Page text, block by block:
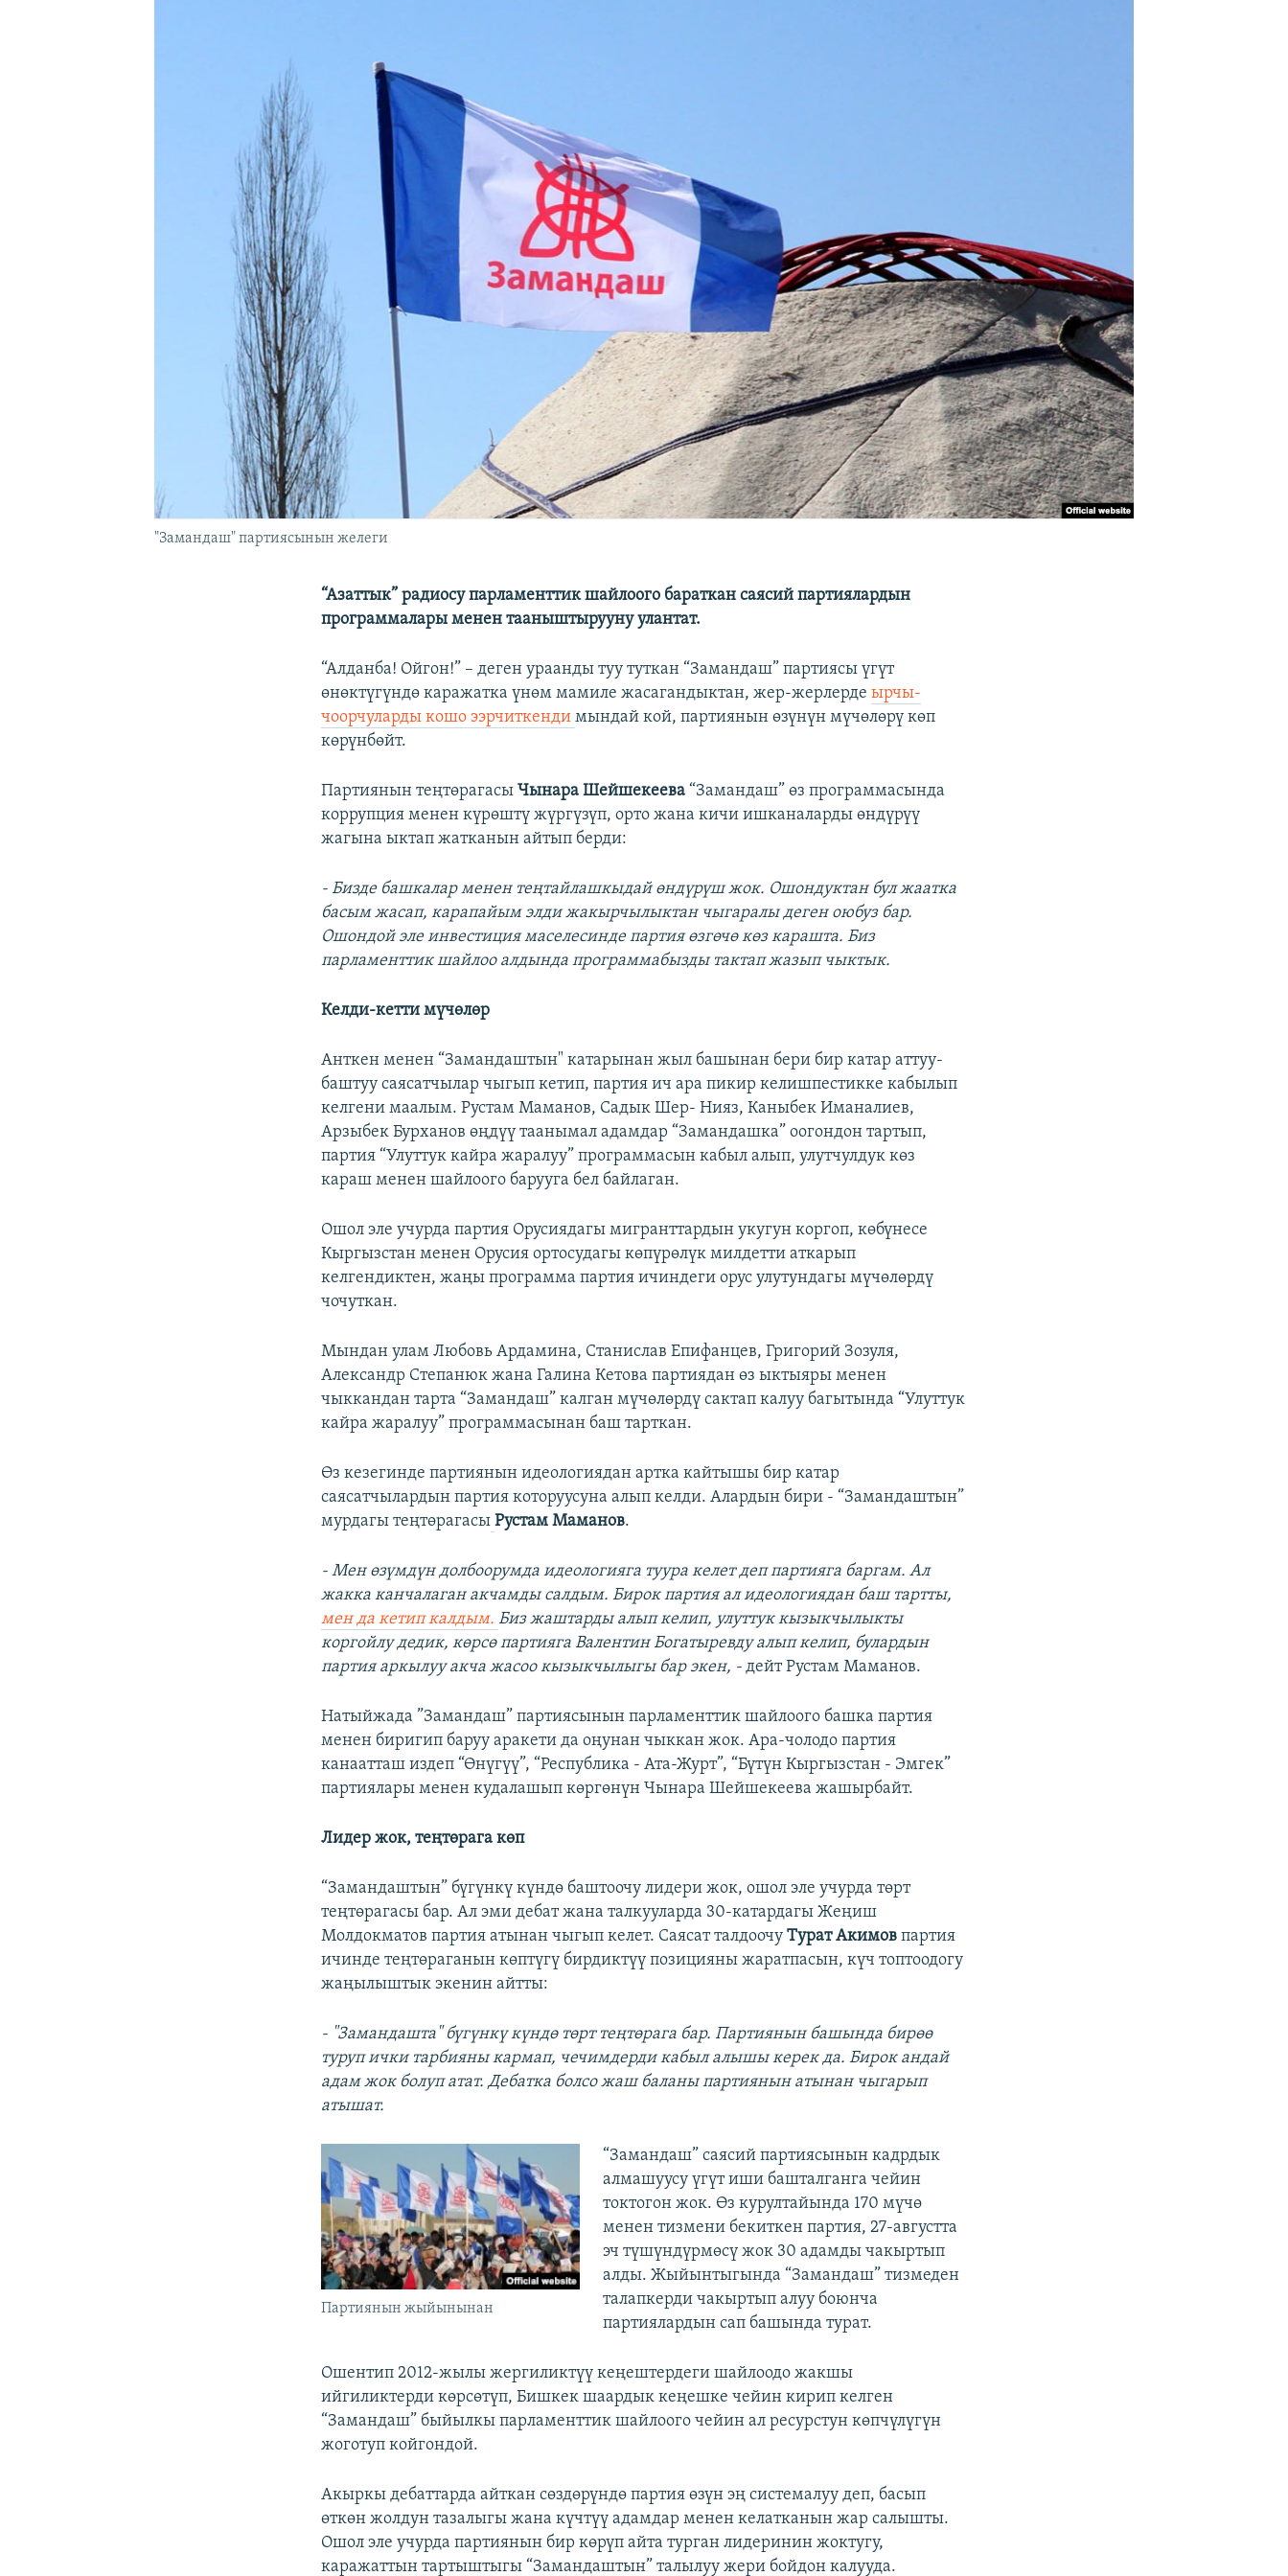
"Замандаш" партиясынын желеги
“Азаттык” радиосу парламенттик шайлоого бараткан саясий партиялардын
программалары менен тааныштырууну улантат.
“Алданба! Ойгон!” – деген ураанды туу туткан “Замандаш” партиясы үгүт
өнөктүгүндө каражатка үнөм мамиле жасагандыктан, жер-жерлердеырчы-
чоорчуларды кошо ээрчиткендимындай кой, партиянын өзүнүн мүчөлөрү көп
көрүнбөйт.
Партиянын теңтөрагасыЧынара Шейшекеева “Замандаш” өз программасында
коррупция менен күрөштү жүргүзүп, орто жана кичи ишканаларды өндүрүү
жагына ыктап жатканын айтып берди:
- Бизде башкалар менен теңтайлашкыдай өндүрүш жок. Ошондуктан бул жаатка
басым жасап, карапайым элди жакырчылыктан чыгаралы деген оюбуз бар.
Ошондой эле инвестиция маселесинде партия өзгөчө көз карашта. Биз
парламенттик шайлоо алдында программабызды тактап жазып чыктык.
Келди-кетти мүчөлөр
Анткен менен “Замандаштын" катарынан жыл башынан бери бир катар аттуу-
баштуу саясатчылар чыгып кетип, партия ич ара пикир келишпестикке кабылып
келгени маалым. Рустам Маманов, Садык Шер- Нияз, Каныбек Иманалиев,
Арзыбек Бурханов өңдүү таанымал адамдар “Замандашка” оогондон тартып,
партия “Улуттук кайра жаралуу” программасын кабыл алып, улутчулдук көз
караш менен шайлоого барууга бел байлаган.
Ошол эле учурда партия Орусиядагы мигранттардын укугун коргоп, көбүнесе
Кыргызстан менен Орусия ортосудагы көпүрөлүк милдетти аткарып
келгендиктен, жаңы программа партия ичиндеги орус улутундагы мүчөлөрдү
чочуткан.
Мындан улам Любовь Ардамина, Станислав Епифанцев, Григорий Зозуля,
Александр Степанюк жана Галина Кетова партиядан өз ыктыяры менен
чыккандан тарта “Замандаш” калган мүчөлөрдү сактап калуу багытында “Улуттук
кайра жаралуу” программасынан баш тарткан.
Өз кезегинде партиянын идеологиядан артка кайтышы бир катар
саясатчылардын партия которуусуна алып келди. Алардын бири - “Замандаштын”
мурдагы теңтөрагасы Рустам Маманов.
- Мен өзүмдүн долбоорумда идеологияга туура келет деп партияга баргам. Ал
жакка канчалаган акчамды салдым. Бирок партия ал идеологиядан баш тартты,
мен да кетип калдым.Биз жаштарды алып келип, улуттук кызыкчылыкты
коргойлу дедик, көрсө партияга Валентин Богатыревду алып келип, булардын
партия аркылуу акча жасоо кызыкчылыгы бар экен, -дейт Рустам Маманов.
Натыйжада ”Замандаш” партиясынын парламенттик шайлоого башка партия
менен биригип баруу аракети да оңунан чыккан жок. Ара-чолодо партия
канаатташ издеп “Өнүгүү”, “Республика - Ата-Журт”, “Бүтүн Кыргызстан - Эмгек”
партиялары менен кудалашып көргөнүн Чынара Шейшекеева жашырбайт.
Лидер жок, теңтөрага көп
“Замандаштын” бүгүнкү күндө баштоочу лидери жок, ошол эле учурда төрт
теңтөрагасы бар. Ал эми дебат жана талкууларда 30-катардагы Жеңиш
Молдокматов партия атынан чыгып келет. Саясат талдоочуТурат Акимов партия
ичинде теңтөраганын көптүгү бирдиктүү позицияны жаратпасын, күч топтоодогу
жаңылыштык экенин айтты:
- "Замандашта" бүгүнкү күндө төрт теңтөрага бар. Партиянын башында бирөө
туруп ички тарбияны кармап, чечимдерди кабыл алышы керек да. Бирок андай
адам жок болуп атат. Дебатка болсо жаш баланы партиянын атынан чыгарып
атышат.
Партиянын жыйынынан
​“Замандаш” саясий партиясынын кадрдык
алмашуусу үгүт иши башталганга чейин
токтогон жок. Өз курултайында 170 мүчө
менен тизмени бекиткен партия, 27-августта
эч түшүндүрмөсү жок 30 адамды чакыртып
алды. Жыйынтыгында “Замандаш” тизмеден
талапкерди чакыртып алуу боюнча
партиялардын сап башында турат.
Ошентип 2012-жылы жергиликтүү кеңештердеги шайлоодо жакшы
ийгиликтерди көрсөтүп, Бишкек шаардык кеңешке чейин кирип келген
“Замандаш” быйылкы парламенттик шайлоого чейин ал ресурстун көпчүлүгүн
жоготуп койгондой.
Акыркы дебаттарда айткан сөздөрүндө партия өзүн эң системалуу деп, басып
өткөн жолдун тазалыгы жана күчтүү адамдар менен келатканын жар салышты.
Ошол эле учурда партиянын бир көрүп айта турган лидеринин жоктугу,
каражаттын тартыштыгы “Замандаштын” талылуу жери бойдон калууда.